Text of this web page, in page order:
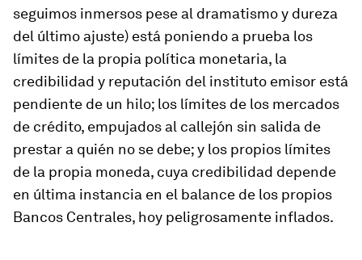
seguimos inmersos pese al dramatismo y dureza
del último ajuste) está poniendo a prueba los
límites de la propia política monetaria, la
credibilidad y reputación del instituto emisor está
pendiente de un hilo; los límites de los mercados
de crédito, empujados al callejón sin salida de
prestar a quién no se debe; y los propios límites
de la propia moneda, cuya credibilidad depende
en última instancia en el balance de los propios
Bancos Centrales, hoy peligrosamente inflados.